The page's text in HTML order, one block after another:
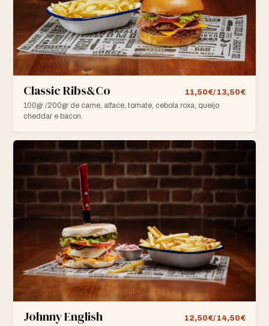
Classic Ribs&Co
11,50€/ 13,50€
100gr /200gr de carne, alface, tomate, cebola roxa, queijo
cheddar e bacon.
Johnny English
12,50€/ 14,50€